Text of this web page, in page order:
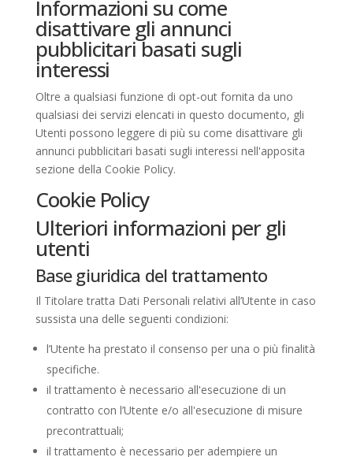
Informazioni su come
disattivare gli annunci
pubblicitari basati sugli
interessi
Oltre a qualsiasi funzione di opt-out fornita da uno
qualsiasi dei servizi elencati in questo documento, gli
Utenti possono leggere di più su come disattivare gli
annunci pubblicitari basati sugli interessi nell'apposita
sezione della Cookie Policy.
Cookie Policy
Ulteriori informazioni per gli
utenti
Base giuridica del trattamento
Il Titolare tratta Dati Personali relativi all’Utente in caso
sussista una delle seguenti condizioni:
l’Utente ha prestato il consenso per una o più finalità
specifiche.
il trattamento è necessario all'esecuzione di un
contratto con l’Utente e/o all'esecuzione di misure
precontrattuali;
il trattamento è necessario per adempiere un